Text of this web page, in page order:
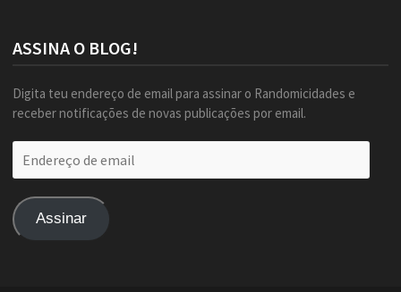
ASSINA O BLOG!
Digita teu endereço de email para assinar o Randomicidades e
receber notificações de novas publicações por email.
de
Assinar